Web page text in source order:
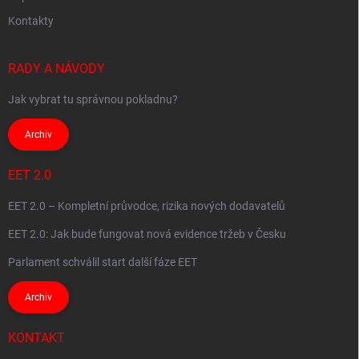
Kontakty
RADY A NÁVODY
Jak vybrat tu správnou pokladnu?
Archiv
EET 2.0
EET 2.0 – Kompletní průvodce, rizika nových dodavatelů
EET 2.0: Jak bude fungovat nová evidence tržeb v Česku
Parlament schválil start další fáze EET
Archiv
KONTAKT